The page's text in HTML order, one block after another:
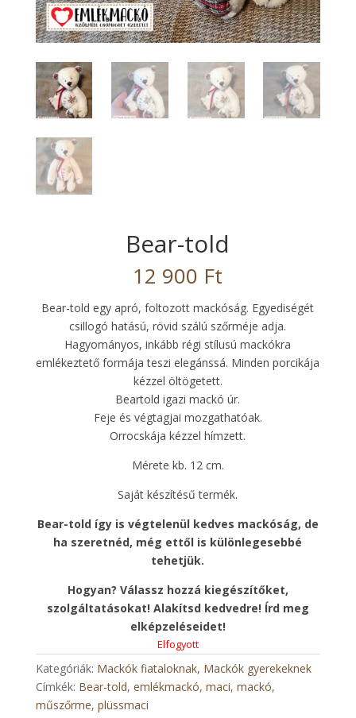
Bear-told
12 900 Ft
Bear-told egy apró, foltozott mackóság. Egyediségét
csillogó hatású, rövid szálú szőrméje adja.
Hagyományos, inkább régi stílusú mackókra
emlékeztető formája teszi elegánssá. Minden porcikája
kézzel öltögetett.
Beartold igazi mackó úr.
Feje és végtagjai mozgathatóak.
Orrocskája kézzel hímzett.
Mérete kb. 12 cm.
Saját készítésű termék.
Bear-told így is végtelenül kedves mackóság, de
ha szeretnéd, még ettől is különlegesebbé
tehetjük.
Hogyan? Válassz hozzá kiegészítőket,
szolgáltatásokat! Alakítsd kedvedre! Írd meg
elképzeléseidet!
Elfogyott
Kategóriák: Mackók fiataloknak, Mackók gyerekeknek
Címkék: Bear-told, emlékmackó, maci, mackó,
műszőrme, plüssmaci